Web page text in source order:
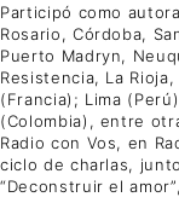
Participó como
Rosario, Córdoba,
Puerto Madryn,
Resistencia, La
(Francia); Lima
(Colombia), entre
Radio con Vos, en
ciclo de charlas,
“Deconstruir el